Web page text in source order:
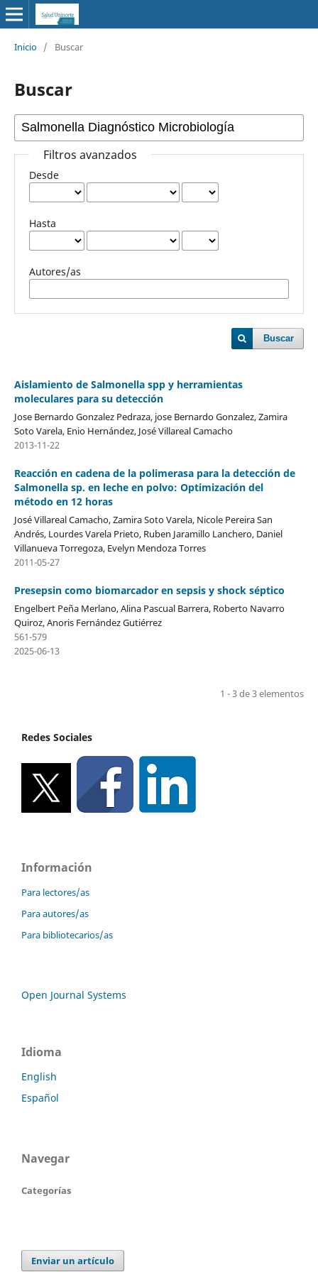
Inicio / Buscar
Buscar
Filtros avanzados
Desde
Hasta
Autores/as
Buscar
Aislamiento de Salmonella spp y herramientas
moleculares para su detección
Jose Bernardo Gonzalez Pedraza, jose Bernardo Gonzalez, Zamira
Soto Varela, Enio Hernández, José Villareal Camacho
2013-11-22
Reacción en cadena de la polimerasa para la detección de
Salmonella sp. en leche en polvo: Optimización del
método en 12 horas
José Villareal Camacho, Zamira Soto Varela, Nicole Pereira San
Andrés, Lourdes Varela Prieto, Ruben Jaramillo Lanchero, Daniel
Villanueva Torregoza, Evelyn Mendoza Torres
2011-05-27
Presepsin como biomarcador en sepsis y shock séptico
Engelbert Peña Merlano, Alina Pascual Barrera, Roberto Navarro
Quiroz, Anoris Fernández Gutiérrez
561-579
2025-06-13
1 - 3 de 3 elementos
Redes Sociales
Información
Para lectores/as
Para autores/as
Para bibliotecarios/as
Open Journal Systems
Idioma
English
Español
Navegar
Categorías
Enviar un artículo